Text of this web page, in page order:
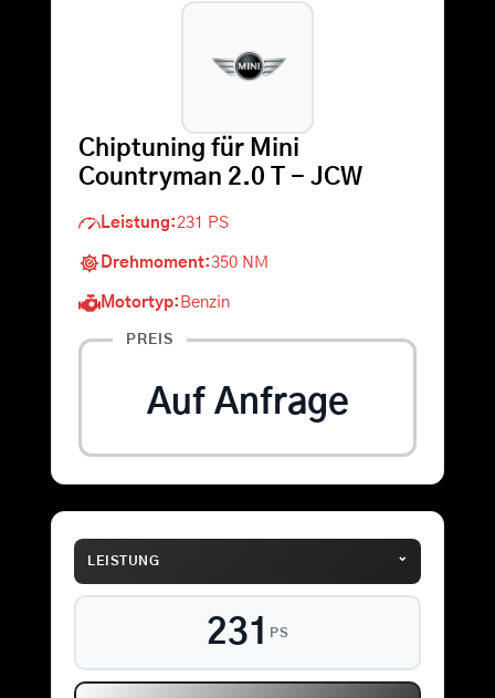
Warenkorb
Chiptuning für Mini
Countryman 2.0 T - JCW
Leistung: 231 PS
Drehmoment:350 NM
Motortyp: Benzin
PREIS
Auf Anfrage
LEISTUNG ⌄
231 PS